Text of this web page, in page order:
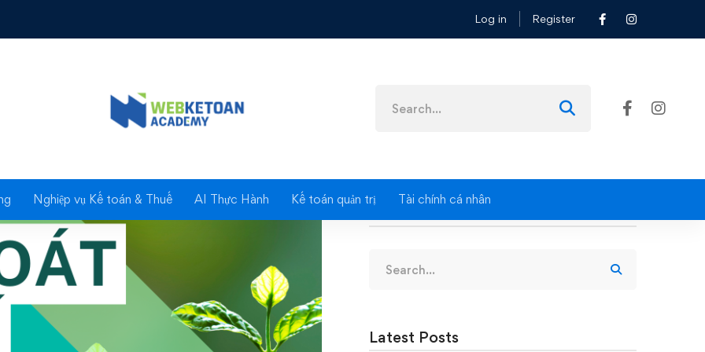
Log in Register
for:
Nghiệp vụ Kế toán & Thuế AI Thực Hành Kế toán quản trị Tài chính cá nhân
ty dùng nó để gia tăng lợi nhuận
for:
Latest Posts